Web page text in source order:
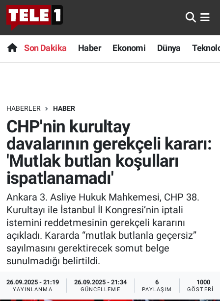
Son Dakika Haber Ekonomi Dünya
HABERLER HABER
CHP'nin kurultay
davalarının gerekçeli kararı:
'Mutlak butlan koşulları
ispatlanamadı'
Ankara 3. Asliye Hukuk Mahkemesi, CHP 38.
Kurultayı ile İstanbul İl Kongresi’nin iptali
istemini reddetmesinin gerekçeli kararını
açıkladı. Kararda “mutlak butlanla geçersiz”
sayılmasını gerektirecek somut belge
sunulmadığı belirtildi.
26.09.2025 - 21:19
YAYINLANMA
26.09.2025 - 21:34
GÜNCELLEME
6
PAYLAŞIM
1000
GÖSTERIM
Anında Manşet
Başka Sohbetler
Bilim turu
Bilim ve Teknoloji Evreni
Doğa Konuşuyor
Dünya
Ege Saati
Ege'den Esintiler
Eğitim
Eğlence
Son Dakika
Haber
Dünya
Teknoloji
Sağlık
Spor
Yayın Akışı
İletişim
Nöbetçi Eczaneler
Hava Durumu
Trafik Durumu
Süper Lig Puan Durumu ve Fikstür
Tüm Manşetler
Son Dakika Haberleri
Haber Arşivi